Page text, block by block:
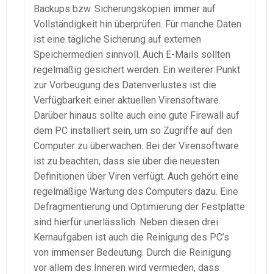
Backups bzw. Sicherungskopien immer auf
Vollständigkeit hin überprüfen. Für manche Daten
ist eine tägliche Sicherung auf externen
Speichermedien sinnvoll. Auch E-Mails sollten
regelmäßig gesichert werden. Ein weiterer Punkt
zur Vorbeugung des Datenverlustes ist die
Verfügbarkeit einer aktuellen Virensoftware.
Darüber hinaus sollte auch eine gute Firewall auf
dem PC installiert sein, um so Zugriffe auf den
Computer zu überwachen. Bei der Virensoftware
ist zu beachten, dass sie über die neuesten
Definitionen über Viren verfügt. Auch gehört eine
regelmäßige Wartung des Computers dazu. Eine
Defragmentierung und Optimierung der Festplatte
sind hierfür unerlässlich. Neben diesen drei
Kernaufgaben ist auch die Reinigung des PC’s
von immenser Bedeutung. Durch die Reinigung
vor allem des Inneren wird vermieden, dass